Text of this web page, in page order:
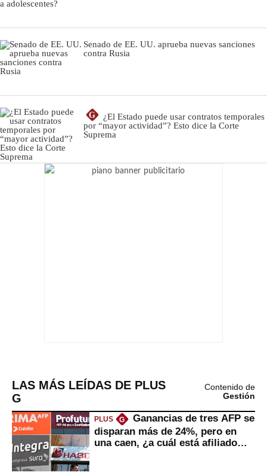
Senado de EE. UU. aprueba nuevas sanciones
contra Rusia
G
¿El Estado puede usar contratos temporales
por “mayor actividad”? Esto dice la Corte
Suprema
LAS MÁS LEÍDAS DE PLUS
G
Contenido de
Gestión
PLUS G
Ganancias de tres AFP se
disparan más de 24%, pero en
una caen, ¿a cuál está afiliado